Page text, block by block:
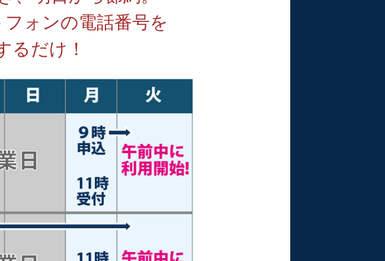
ォンの電話番号を
るだけ！